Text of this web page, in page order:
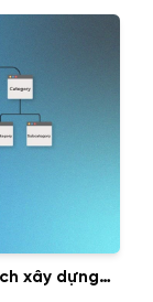
xây dựng